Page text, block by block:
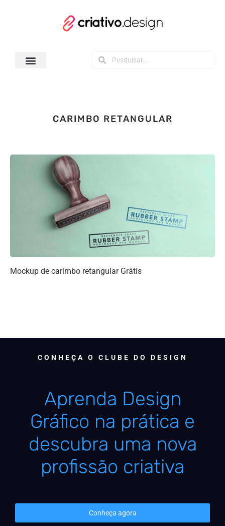
CARIMBO RETANGULAR
Mockup de carimbo retangular Grátis
CONHEÇA O CLUBE DO DESIGN
Aprenda Design
Gráfico na prática e
descubra uma nova
profissão criativa
Conheça agora